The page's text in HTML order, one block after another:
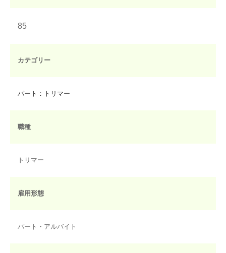
85
カテゴリー
パート：トリマー
職種
トリマー
雇用形態
パート・アルバイト